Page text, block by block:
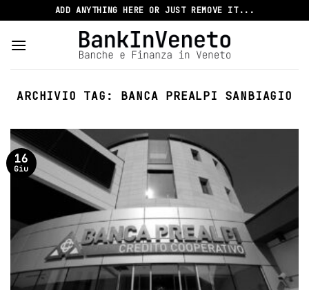
to
content
ADD ANYTHING HERE OR JUST REMOVE IT...
ARCHIVIO TAG: BANCA PREALPI SANBIAGIO
16
Giu